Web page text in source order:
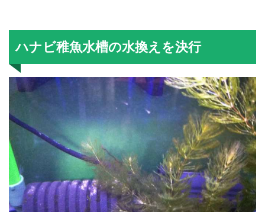
ハナビ稚魚水槽の水換えを決行